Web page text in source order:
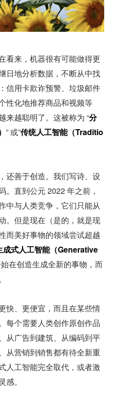
看来，机器很有可能做得更
日地分析数据，不断从中找
信用卡欺诈预警、垃圾邮件
性化地推荐商品和视频等
来越聪明了。这被称为 “分
” 或”传统人工智能（Traditio
还善于创造。我们写诗、设
。直到公元 2022 年之前，
中与人类竞争，它们只能从
。但是现在（是的，就是现
而美好事物的领域尝试超越
成式人工智能（Generative
在创造生成全新的事物，而
快、更便宜，而且在某些情
每个需要人类创作原创作品
从广告到建筑、从编码到平
从营销到销售都有待全新重
人工智能完全取代，或者激
。